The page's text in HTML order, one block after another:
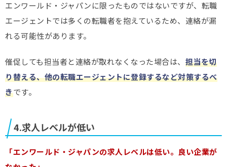
エンワールド・ジャパンに限ったものではないですが、転職
エージェントでは多くの転職者を抱えているため、連絡が漏
れる可能性があります。
催促しても担当者と連絡が取れなくなった場合は、 担当を切
り替える、他の転職エージェントに登録するなど対策するべ
きです。
4.求人レベルが低い
「エンワールド・ジャパンの求人レベルは低い。良い企業が